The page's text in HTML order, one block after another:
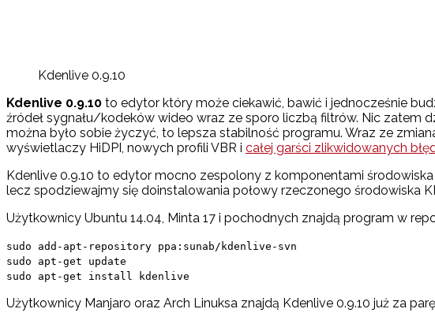
Kdenlive 0.9.10
Kdenlive 0.9.10 to edytor który może ciekawić, bawić i jednocześnie
źródeł sygnału/kodeków wideo wraz ze sporo liczbą filtrów. Nic zatem
można było sobie życzyć, to lepsza stabilność programu. Wraz ze
wyświetlaczy HiDPI, nowych profili VBR i całej garści zlikwidowanych
Kdenlive 0.9.10 to edytor mocno zespolony z komponentami
lecz spodziewajmy się doinstalowania połowy rzeczonego środowiska
Użytkownicy Ubuntu 14.04, Minta 17 i pochodnych znajdą program w
sudo add-apt-repository ppa:sunab/kdenlive-svn
sudo apt-get update
sudo apt-get install kdenlive
Użytkownicy Manjaro oraz Arch Linuksa znajdą Kdenlive 0.9.10 już za